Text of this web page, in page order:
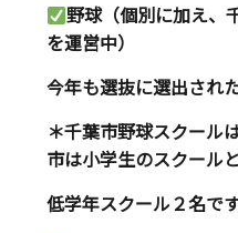
野球（個別に加え、
を運営中）
今年も選抜に選出され
＊千葉市野球スクール
市は小学生のスクール
低学年スクール２名です